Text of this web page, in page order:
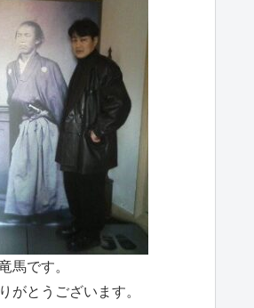
馬です。
がとうございます。